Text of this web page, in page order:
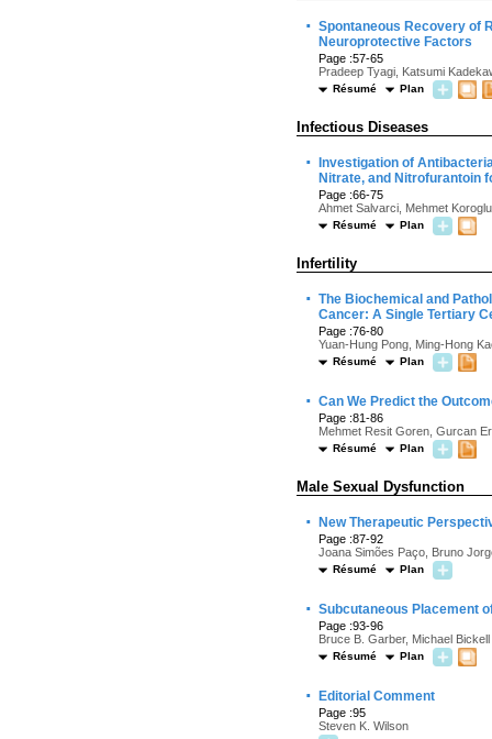
· Spontaneous Recovery of
Neuroprotective Factors
Page :57-65
Pradeep Tyagi, Katsumi
Résumé Plan
Infectious Diseases
·
Investigation of
Nitrate, and Nitrofurantoin
Page :66-75
Ahmet Salvarci, Mehmet
Résumé Plan
Infertility
· The Biochemical and
Cancer: A Single Tertiary
Page :76-80
Yuan-Hung Pong, Ming-Hong
Résumé Plan
· Can We Predict the
Page :81-86
Mehmet Resit Goren, Gurcan
Résumé Plan
Male Sexual Dysfunction
· New Therapeutic
Page :87-92
Joana Simões Paço, Bruno
Résumé Plan
· Subcutaneous Placement
Page :93-96
Bruce B. Garber, Michael Bickell
Résumé Plan
· Editorial Comment
Page :95
Steven K. Wilson